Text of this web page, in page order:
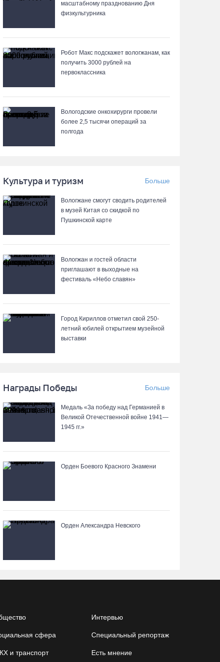
В 2026 году аппараты МРТ появятся в двух
вологодских медучреждениях
07.08.26 / 11:18
07.08.26 / 10:56
велосипедиста
города фестивалем кузнечного мастерства
Почти 60 тысяч вологжан научились защищать
себя от киберугроз
На Вологодчине подвели итоги XII областной
Манты, речные прогулки и концерты
музыкантов ждут гостей на Дне города Тотьмы
Вологодские «пчелки» усилились еще одним
«Череповец» на предпоследнее место
Череповчанки в национальных костюмах стали
Общественные наблюдатели Вологодчины
масштабному празднованию Дня
физкультурника
Робот Макс подскажет вологжанам, как
получить 3000 рублей на
первоклассника
Вологодские онкохирурги провели
более 2,5 тыcячи операций за
полгода
Культура и туризм Больше
Вологжане смогут сводить родителей
в музей Китая со скидкой по
Пушкинской карте
Вологжан и гостей области
приглашают в выходные на
фестиваль «Небо славян»
Город Кириллов отметил свой 250-
летний юбилей открытием музейной
выставки
Награды Победы Больше
Медаль «За победу над Германией в
Великой Отечественной войне 1941—
1945 гг.»
Орден Боевого Красного Знамени
Орден Александра Невского
сфера
и транспорт
Интервью
Специальный репортаж
Есть мнение